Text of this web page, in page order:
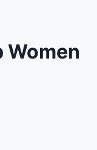
Women